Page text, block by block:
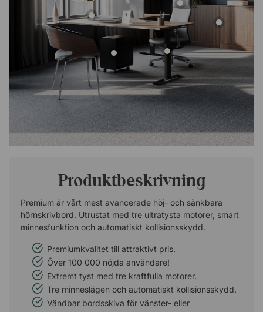
Produktbeskrivning
Premium är vårt mest avancerade höj- och sänkbara
hörnskrivbord. Utrustat med tre ultratysta motorer, smart
minnesfunktion och automatiskt kollisionsskydd.
Premiumkvalitet till attraktivt pris.
Över 100 000 nöjda användare!
Extremt tyst med tre kraftfulla motorer.
Tre minneslägen och automatiskt kollisionsskydd.
Vändbar bordsskiva för vänster- eller